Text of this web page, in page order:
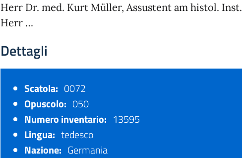
Herr Dr. med. Kurt Müller, Assustent am histol. Inst.
Herr …
Dettagli
Scatola: 0072
Opuscolo: 050
Numero inventario: 13595
Lingua: tedesco
Nazione: Germania